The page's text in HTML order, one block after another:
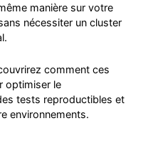
manière sur votre
nécessiter un cluster
comment ces
optimiser le
tests reproductibles et
environnements.